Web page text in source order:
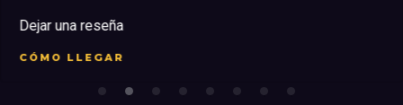
Dejar una reseña
CÓMO LLEGAR